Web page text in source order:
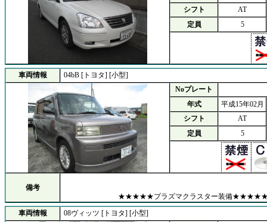
シフト
AT
定員
5
車両情報
04bB [トヨタ] [小型]
Noプレート
年式
平成15年02月
シフト
AT
定員
5
備考
★★★★★プラズマクラスター装備
車両情報
08ヴィッツ [トヨタ] [小型]